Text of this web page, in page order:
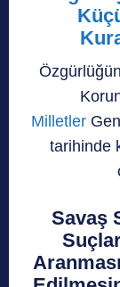
Milletler
tarihinde
Savaş